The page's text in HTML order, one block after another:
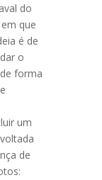
do
que
é de
o
forma
um
de